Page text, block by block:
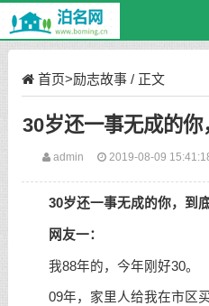
首页>励志故事/ 正文
30岁还一事无成的你
admin 2019-08-09
30岁还一事无成的你，到
网友一：
我88年的，今年刚好30。
09年，家里人给我在市区买